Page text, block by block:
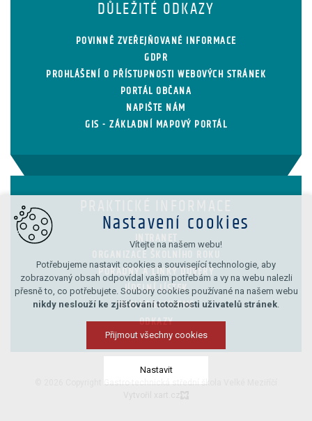
DŮLEŽITÉ ODKAZY
POVINNĚ ZVEŘEJŇOVANÉ INFORMACE
GDPR
PROHLÁŠENÍ O PŘÍSTUPNOSTI WEBOVÝCH STRÁNEK
PORTÁL OBČANA
NAPIŠTE NÁM
GIS - ZÁKLADNÍ MAPOVÝ PORTÁL
INTRANET
PORADNY A LINKY DŮVĚRY
JÍDELNÍ LÍSTEK
SPOLUPRACUJEME
ODKAZY
© 2026 Copyright Gastro-technická střední škola Velké Meziříčí
Nastavení cookies
Vítejte na našem webu!
Potřebujeme nastavit cookies a související technologie, aby
zobrazovaný obsah odpovídal vašim potřebám a vy na webu nalezli
přesně to, co potřebujete. Soubory cookies používané na našem webu
nikdy neslouží ke zjišťování totožnosti uživatelů stránek.
Přijmout všechny cookies
Nastavit